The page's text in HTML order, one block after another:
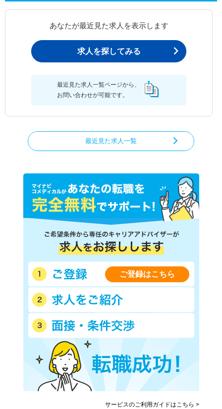
あなたが最近見た求人を表示します
求人を探してみる
最近見た求人一覧ページから、
お問い合わせが可能です。
最近見た求人一覧
ご登録はこちら
サービスのご利用ガイドはこちら >